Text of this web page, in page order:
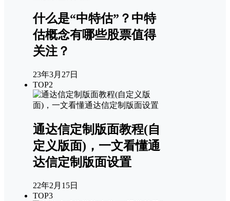
什么是“中特估”？中特
估概念有哪些股票值得
关注？
23年3月27日
TOP2
通达信定制版面教程(自
定义版面)，一文看懂通
达信定制版面设置
22年2月15日
TOP3